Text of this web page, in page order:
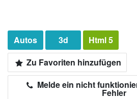
Autos 3d
Html 5
Zu Favoriten hinzufügen
Melde ein nicht
Fehler